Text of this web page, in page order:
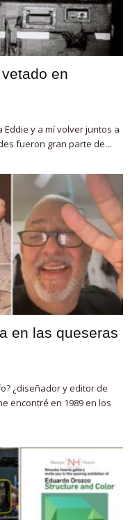
en
Eddie y a mí volver juntos a
fueron gran parte de...
en las queseras
¿diseñador y editor de
encontré en 1989 en los